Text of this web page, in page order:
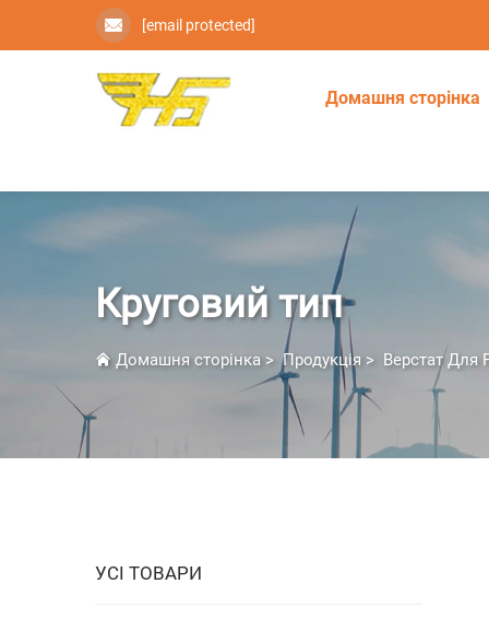
[email protected]
Домашня сторінка
Круговий тип
Домашня сторінка>Продукція> Верстат Для
УСІ ТОВАРИ